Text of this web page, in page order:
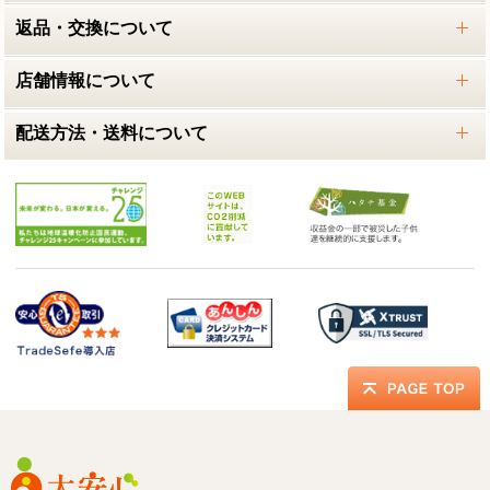
返品・交換について
店舗情報について
配送方法・送料について